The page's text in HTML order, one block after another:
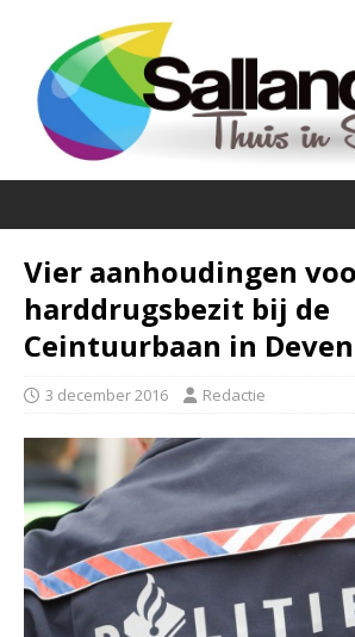
Vier aanhoudingen
harddrugsbezit bij de
Ceintuurbaan in
3 december 2016 Redactie